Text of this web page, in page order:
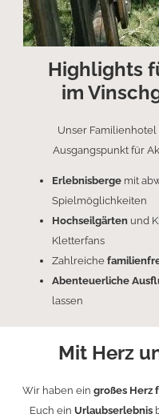
Highlights
im
Unser
Ausgangspunkt für
Erlebnisberge mit
Spielmöglichkeiten
Hochseilgärten und
Kletterfans
Zahlreiche
Abenteuerliche
lassen
Mit Herz
Wir haben ein großes Herz
Euch ein Urlaubserlebnis